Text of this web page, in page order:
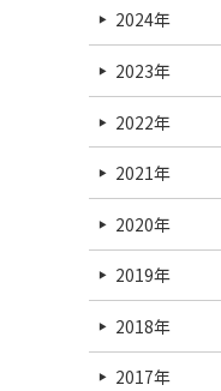
2024年
2023年
2022年
2021年
2020年
2019年
2018年
2017年